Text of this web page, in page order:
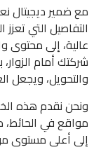
مع ضمير ديجيتال
التفاصيل التي
عالية، إلى
شركتك أمام
والتحويل، ويجعل
ونحن نقدم هذه
مواقع في
إلى أعلى مستوى من